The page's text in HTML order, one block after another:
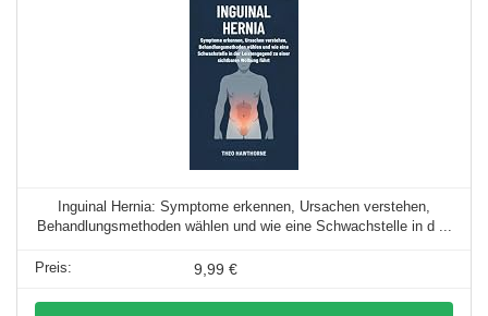
Inguinal Hernia: Symptome erkennen, Ursachen verstehen,
Behandlungsmethoden wählen und wie eine Schwachstelle in d ...
9,99 €